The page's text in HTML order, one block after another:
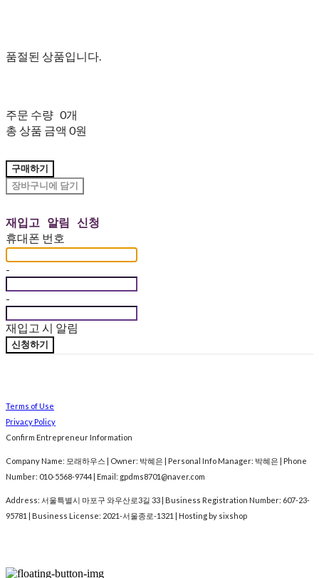
품절된 상품입니다.
주문 수량 0개
총 상품 금액 0원
구매하기
장바구니에 담기
재입고 알림 신청
휴대폰 번호
-
-
재입고 시 알림
신청하기
Terms of Use
Privacy Policy
Confirm Entrepreneur Information
Company Name: 모래하우스 | Owner: 박혜은 | Personal Info Manager: 박혜은 | Phone
Number: 010-5568-9744 | Email: gpdms8701@naver.com
Address: 서울특별시 마포구 와우산로3길 33 | Business Registration Number: 607-23-
95781
| Business License: 2021-서울종로-1321 | Hosting by sixshop